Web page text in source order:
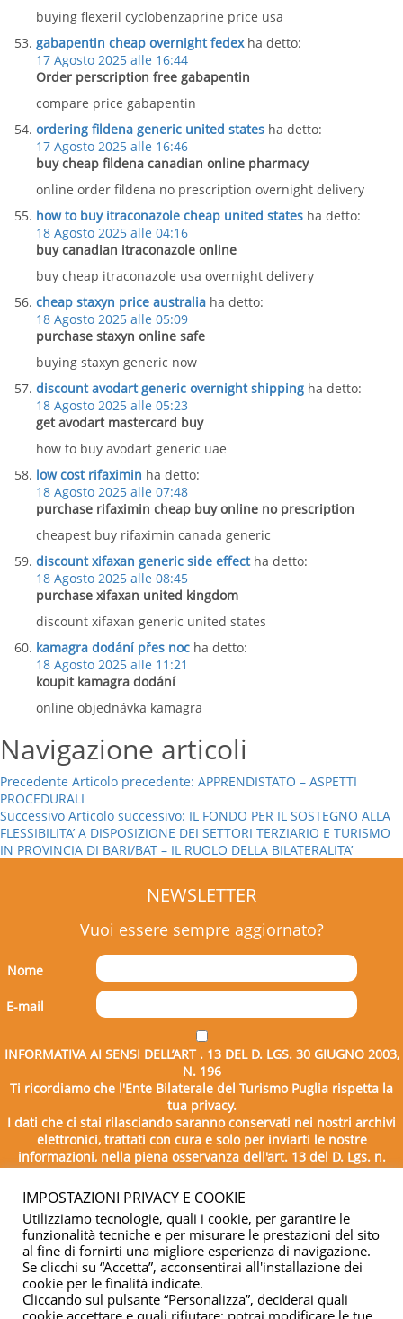
buying flexeril cyclobenzaprine price usa
gabapentin cheap overnight fedex ha detto:
17 Agosto 2025 alle 16:44
Order perscription free gabapentin
compare price gabapentin
ordering fildena generic united states ha detto:
17 Agosto 2025 alle 16:46
buy cheap fildena canadian online pharmacy
online order fildena no prescription overnight delivery
how to buy itraconazole cheap united states ha detto:
18 Agosto 2025 alle 04:16
buy canadian itraconazole online
buy cheap itraconazole usa overnight delivery
cheap staxyn price australia ha detto:
18 Agosto 2025 alle 05:09
purchase staxyn online safe
buying staxyn generic now
discount avodart generic overnight shipping ha detto:
18 Agosto 2025 alle 05:23
get avodart mastercard buy
how to buy avodart generic uae
low cost rifaximin ha detto:
18 Agosto 2025 alle 07:48
purchase rifaximin cheap buy online no prescription
cheapest buy rifaximin canada generic
discount xifaxan generic side effect ha detto:
18 Agosto 2025 alle 08:45
purchase xifaxan united kingdom
discount xifaxan generic united states
kamagra dodání přes noc ha detto:
18 Agosto 2025 alle 11:21
koupit kamagra dodání
online objednávka kamagra
Navigazione articoli
Precedente Articolo precedente: APPRENDISTATO – ASPETTI
PROCEDURALI
Successivo Articolo successivo: IL FONDO PER IL SOSTEGNO ALLA
FLESSIBILITA’ A DISPOSIZIONE DEI SETTORI TERZIARIO E TURISMO
IN PROVINCIA DI BARI/BAT – IL RUOLO DELLA BILATERALITA’
NEWSLETTER
Vuoi essere sempre aggiornato?
Nome
E-mail
INFORMATIVA AI SENSI DELL’ART . 13 DEL D. LGS. 30 GIUGNO 2003,
N. 196
Ti ricordiamo che l'Ente Bilaterale del Turismo Puglia rispetta la
tua privacy.
I dati che ci stai rilasciando saranno conservati nei nostri archivi
elettronici, trattati con cura e solo per inviarti le nostre
informazioni, nella piena osservanza dell'art. 13 del D. Lgs. n.
196/2003.
IMPOSTAZIONI PRIVACY E COOKIE
Utilizziamo tecnologie, quali i cookie, per garantire le
funzionalità tecniche e per misurare le prestazioni del sito
al fine di fornirti una migliore esperienza di navigazione.
Se clicchi su “Accetta”, acconsentirai all'installazione dei
cookie per le finalità indicate.
Cliccando sul pulsante “Personalizza”, deciderai quali
cookie accettare e quali rifiutare; potrai modificare le tue